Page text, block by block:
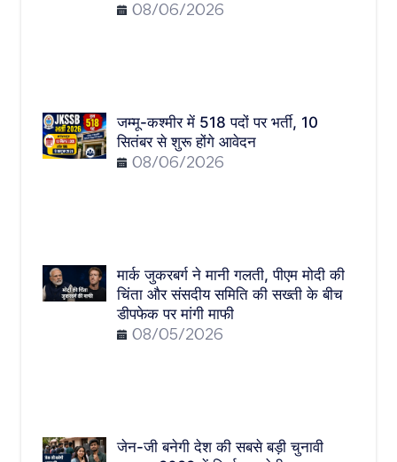
08/06/2026
जम्मू-कश्मीर में 518 पदों पर भर्ती, 10
सितंबर से शुरू होंगे आवेदन
08/06/2026
मार्क जुकरबर्ग ने मानी गलती, पीएम मोदी की
चिंता और संसदीय समिति की सख्ती के बीच
डीपफेक पर मांगी माफी
08/05/2026
जेन-जी बनेगी देश की सबसे बड़ी चुनावी